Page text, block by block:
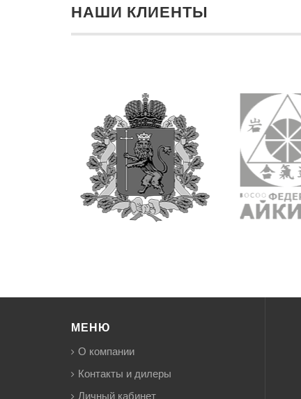
НАШИ КЛИЕНТЫ
МЕНЮ
О компании
Контакты и дилеры